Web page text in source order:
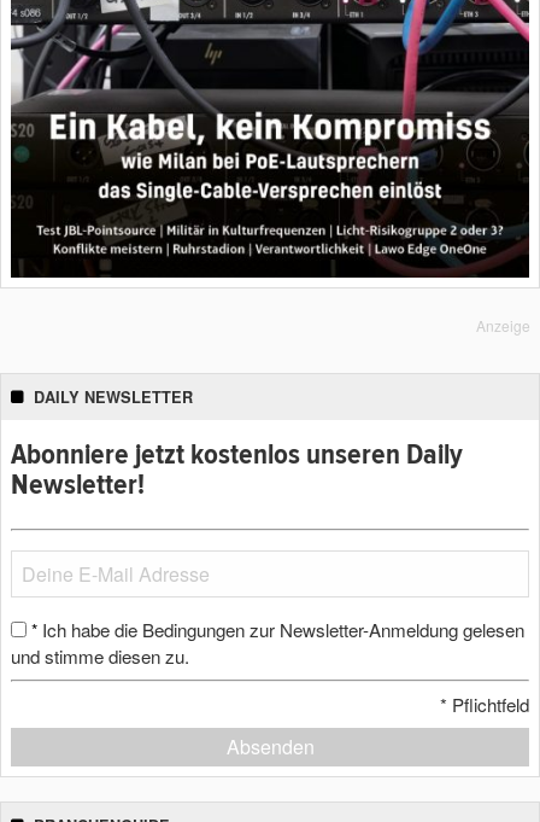
Anzeige
DAILY NEWSLETTER
Abonniere jetzt kostenlos unseren Daily
Newsletter!
* Ich habe die Bedingungen zur Newsletter-Anmeldung gelesen
und stimme diesen zu.
* Pflichtfeld
Absenden